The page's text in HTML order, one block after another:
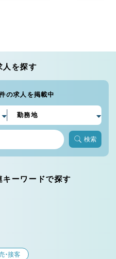
人を探す
の求人を掲載中
検索
キーワードで探す
・接客